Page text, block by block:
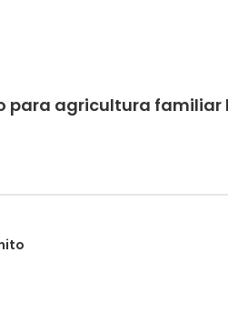
para agricultura familiar